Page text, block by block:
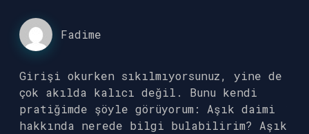
Fadime
Girişi okurken sıkılmıyorsunuz, yine de
çok akılda kalıcı değil. Bunu kendi
pratiğimde şöyle görüyorum: Aşık daimi
hakkında nerede bilgi bulabilirim? Aşık